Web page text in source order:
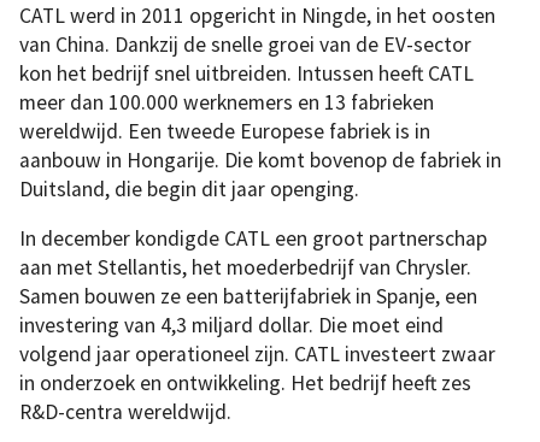
CATL werd in 2011 opgericht in Ningde, in het oosten
van China. Dankzij de snelle groei van de EV-sector
kon het bedrijf snel uitbreiden. Intussen heeft CATL
meer dan 100.000 werknemers en 13 fabrieken
wereldwijd. Een tweede Europese fabriek is in
aanbouw in Hongarije. Die komt bovenop de fabriek in
Duitsland, die begin dit jaar openging.
In december kondigde CATL een groot partnerschap
aan met Stellantis, het moederbedrijf van Chrysler.
Samen bouwen ze een batterijfabriek in Spanje, een
investering van 4,3 miljard dollar. Die moet eind
volgend jaar operationeel zijn. CATL investeert zwaar
in onderzoek en ontwikkeling. Het bedrijf heeft zes
R&D-centra wereldwijd.